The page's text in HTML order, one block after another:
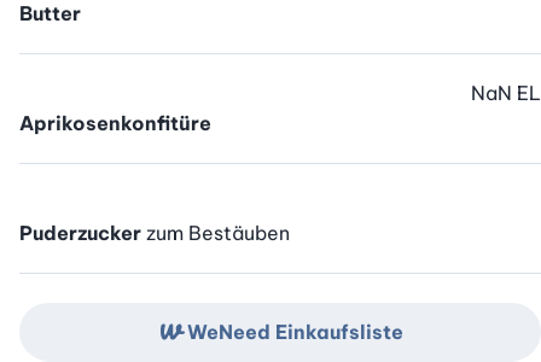
Butter
Aprikosenkonfitüre
NaN EL
Puderzucker zum Bestäuben
WeNeed Einkaufsliste